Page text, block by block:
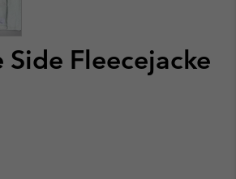
Side Fleecejacke